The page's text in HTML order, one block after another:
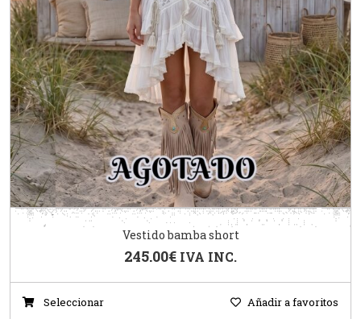
Vestido bamba short
245.00€ IVA INC.
Seleccionar Añadir a favoritos